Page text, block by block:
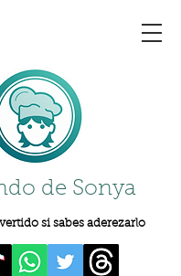
de Sonya
si sabes aderezarlo